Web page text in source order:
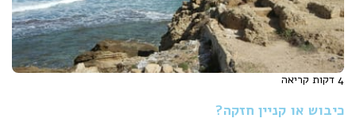
4 דקות קריאה
כיבוש או קניין חזקה?